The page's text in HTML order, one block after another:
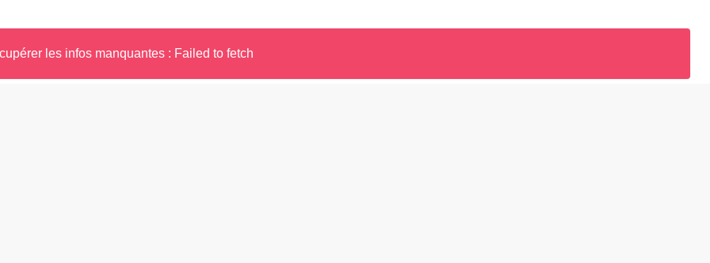
les infos manquantes : Failed to fetch